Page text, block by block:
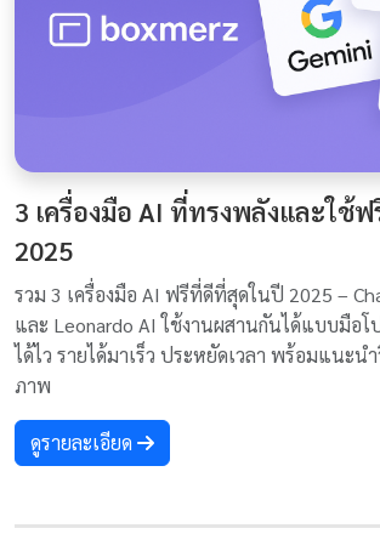
3 เครื่องมือ AI ที่ทรงพลังและใช้
2025
รวม 3 เครื่องมือ AI ฟรีที่ดีที่สุดในปี 2025 –
และ Leonardo AI ใช้งานผสานกันได้แบบมือ
ได้ไว รายได้มาเร็ว ประหยัดเวลา พร้อมแนะน
ภาพ
ดูรายละเอียด